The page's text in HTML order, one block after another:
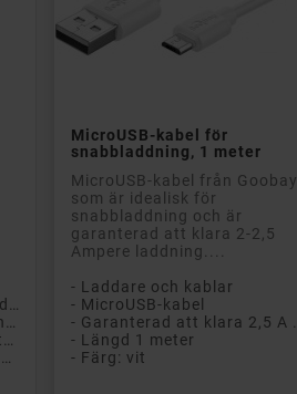
MicroUSB-kabel för
snabbladdning, 1 meter
MicroUSB-kabel från Goobay
som är idealisk för
snabbladdning och är
garanterad att klara 2-2,5
Ampere laddning....
- Laddare och kablar
- MicroUSB-kabel
- Längd 1 meter
- Färg: vit